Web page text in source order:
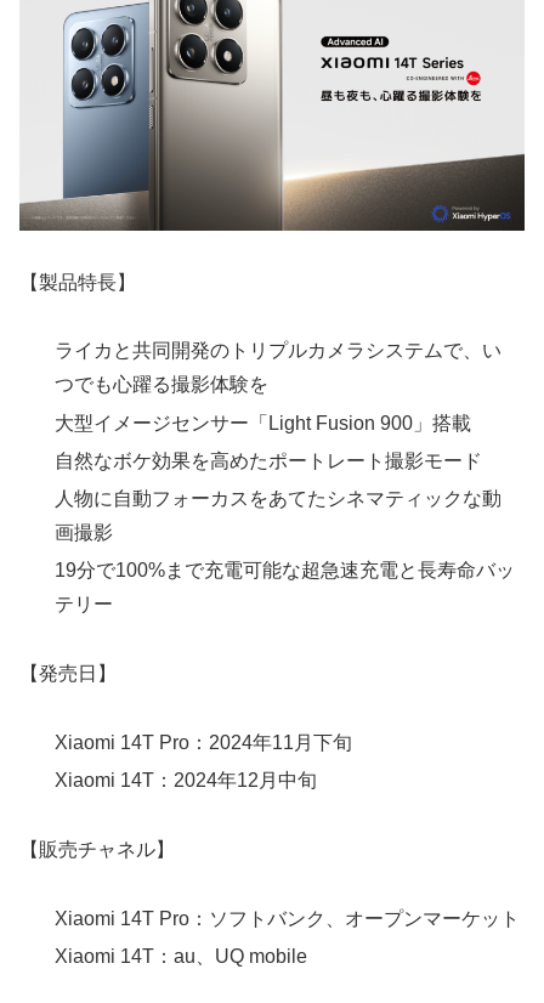
【製品特長】
ライカと共同開発のトリプルカメラシステムで、い
つでも心躍る撮影体験を
大型イメージセンサー「Light Fusion 900」搭載
自然なボケ効果を高めたポートレート撮影モード
人物に自動フォーカスをあてたシネマティックな動
画撮影
19分で100%まで充電可能な超急速充電と長寿命バッ
テリー
【発売日】
Xiaomi 14T Pro：2024年11月下旬
Xiaomi 14T：2024年12月中旬
【販売チャネル】
Xiaomi 14T Pro：ソフトバンク、オープンマーケット
Xiaomi 14T：au、UQ mobile